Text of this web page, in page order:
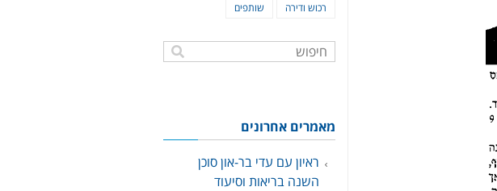
רכוש ודירה שותפים
מאמרים אחרונים
ראיון עם עדי בר-און סוכן
השנה בריאות וסיעוד